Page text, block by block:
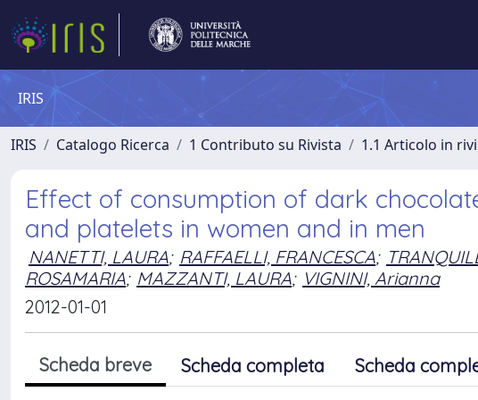
IRIS
IRIS Catalogo Ricerca 1 Contributo su Rivista 1.1 Articolo in
Effect of consumption of dark
and platelets in women and in men
NANETTI, LAURA; RAFFAELLI, FRANCESCA;
ROSAMARIA; MAZZANTI, LAURA; VIGNINI, Arianna
2012-01-01
Scheda breve Scheda completa Scheda